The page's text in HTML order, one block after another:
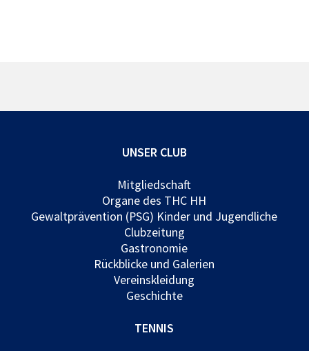
UNSER CLUB
Mitgliedschaft
Organe des THC HH
Gewaltprävention (PSG) Kinder und Jugendliche
Clubzeitung
Gastronomie
Rückblicke und Galerien
Vereinskleidung
Geschichte
TENNIS